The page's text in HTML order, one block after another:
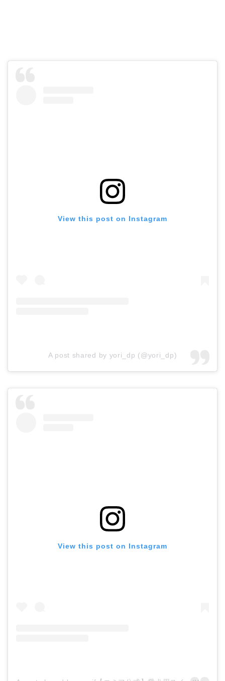
View this post on Instagram
A post shared by yori_dp (@yori_dp)
View this post on Instagram